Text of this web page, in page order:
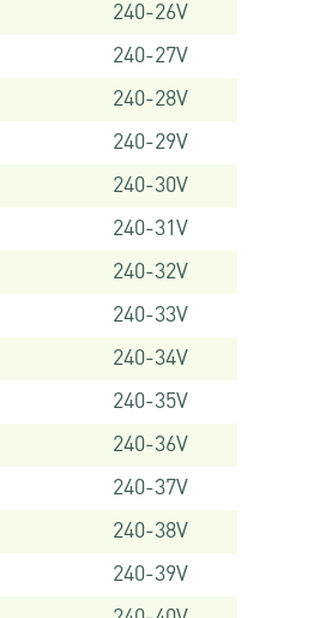
240-26V
240-27V
240-28V
240-29V
240-30V
240-31V
240-32V
240-33V
240-34V
240-35V
240-36V
240-37V
240-38V
240-39V